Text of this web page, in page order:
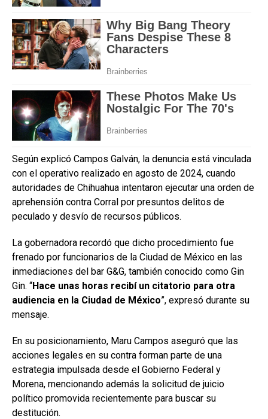
Según explicó Campos Galván, la denuncia está vinculada
con el operativo realizado en agosto de 2024, cuando
autoridades de Chihuahua intentaron ejecutar una orden de
aprehensión contra Corral por presuntos delitos de
peculado y desvío de recursos públicos.
La gobernadora recordó que dicho procedimiento fue
frenado por funcionarios de la Ciudad de México en las
inmediaciones del bar G&G, también conocido como Gin
Gin. “Hace unas horas recibí un citatorio para otra
audiencia en la Ciudad de México”, expresó durante su
mensaje.
En su posicionamiento, Maru Campos aseguró que las
acciones legales en su contra forman parte de una
estrategia impulsada desde el Gobierno Federal y
Morena, mencionando además la solicitud de juicio
político promovida recientemente para buscar su
destitución.